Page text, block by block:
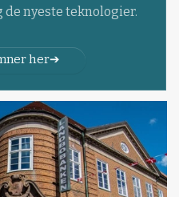
nyeste teknologier.
her